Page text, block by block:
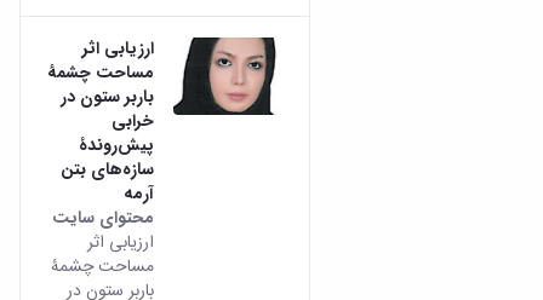
ارزیابی اثر
مساحت چشمۀ
باربر ستون در
خرابی
پیش‌روندۀ
سازه‌‌های بتن
آرمه
محتوای سایت
ارزیابی اثر
مساحت چشمۀ
باربر ستون در